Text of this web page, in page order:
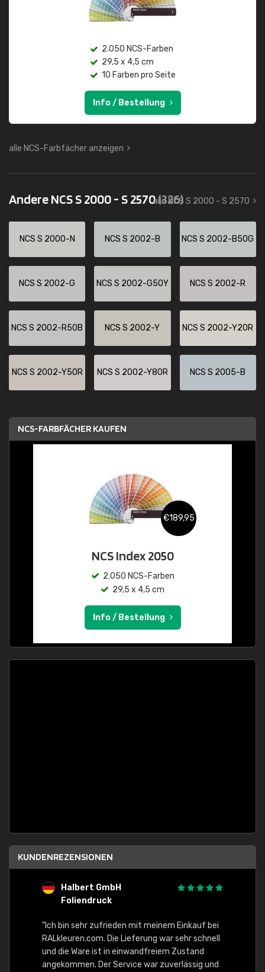
2.050 NCS-Farben
29,5 x 4,5 cm
10 Farben pro Seite
Info / Bestellung
alle NCS-Farbfächer anzeigen
Andere NCS S 2000 - S 2570(326)
alle NCS S 2000 - S 2570
NCS S 2000-N NCS S 2002-B NCS S 2002-B50G
NCS S 2002-G NCS S 2002-G50Y NCS S 2002-R
NCS S 2002-R50B NCS S 2002-Y NCS S 2002-Y20R
NCS S 2002-Y50R NCS S 2002-Y80R NCS S 2005-B
NCS-FARBFÄCHER KAUFEN
€189,95
NCS Index 2050
2.050 NCS-Farben
29,5 x 4,5 cm
Info / Bestellung
KUNDENREZENSIONEN
Halbert GmbH
Foliendruck
"Ich bin sehr zufrieden mit meinem Einkauf bei
RALkleuren.com. Die Lieferung war sehr schnell
und die Ware ist in einwandfreiem Zustand
angekommen. Der Service war zuverlässig und